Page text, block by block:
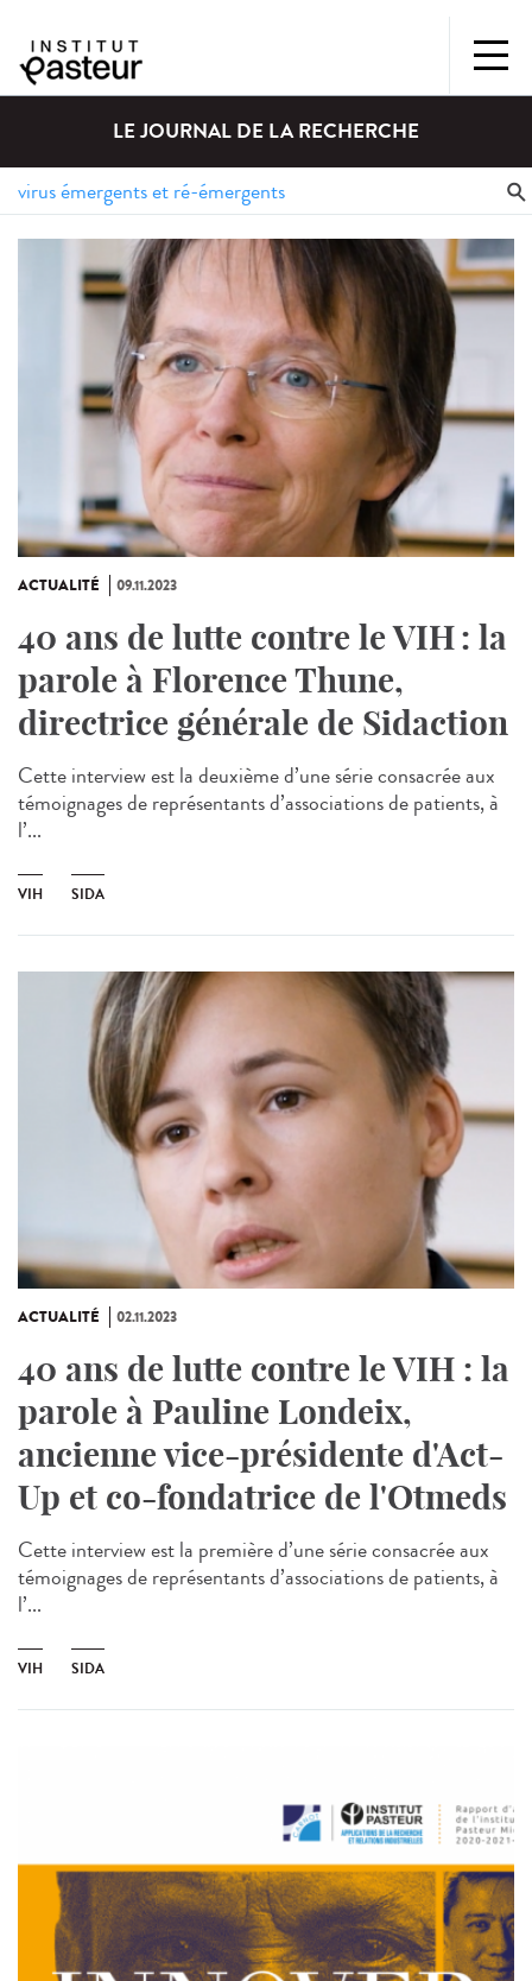
LE JOURNAL DE LA RECHERCHE
ACTUALITÉ 09.11.2023
40 ans de lutte contre le VIH : la
parole à Florence Thune,
directrice générale de Sidaction
Cette interview est la deuxième d’une série consacrée aux
témoignages de représentants d’associations de patients, à
l’...
VIH SIDA
ACTUALITÉ 02.11.2023
40 ans de lutte contre le VIH : la
parole à Pauline Londeix,
ancienne vice-présidente d'Act-
Up et co-fondatrice de l'Otmeds
Cette interview est la première d’une série consacrée aux
témoignages de représentants d’associations de patients, à
l’...
VIH SIDA